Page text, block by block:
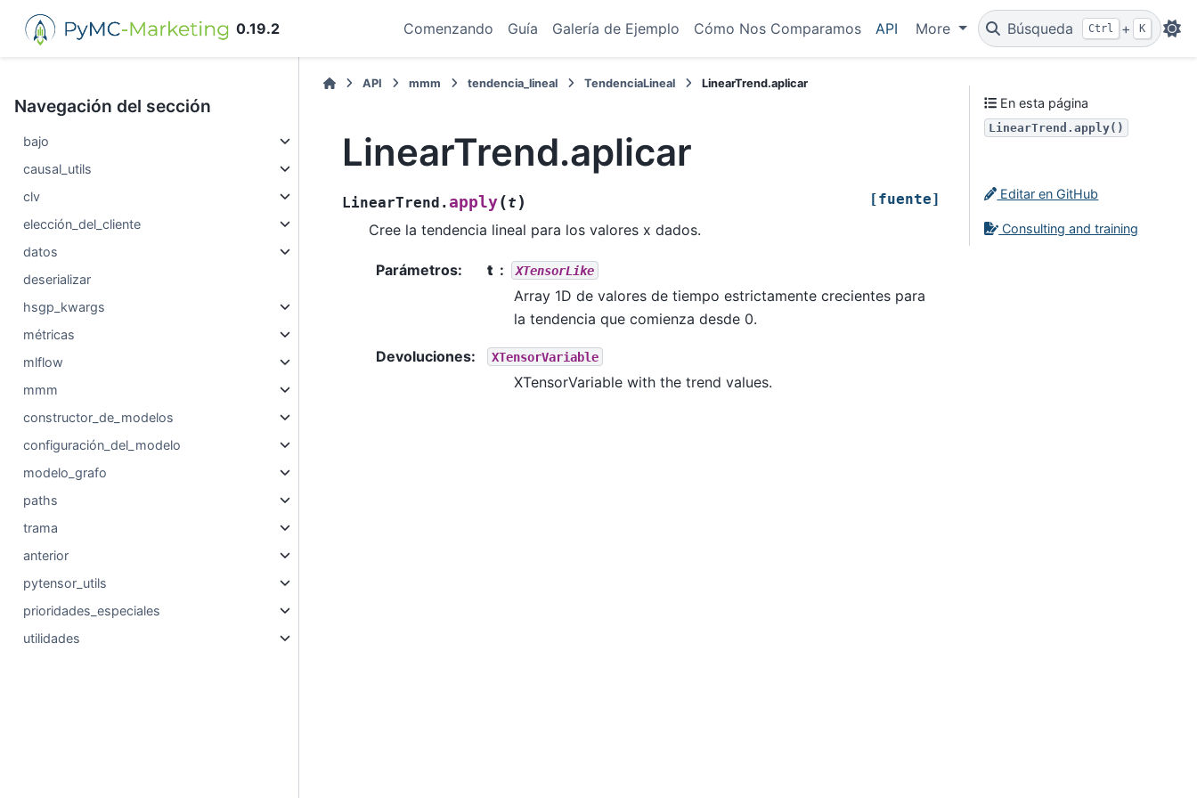
0.19.2 Comenzando Guía Galería de Ejemplo Cómo Nos Comparamos API More Búsqueda Ctrl + K
Navegación del sección
bajo
causal_utils
clv
elección_del_cliente
datos
deserializar
hsgp_kwargs
métricas
mlflow
mmm
constructor_de_modelos
configuración_del_modelo
modelo_grafo
paths
trama
anterior
pytensor_utils
prioridades_especiales
utilidades
API mmm tendencia_lineal TendenciaLineal LinearTrend.aplicar
LinearTrend.aplicar
LinearTrend.apply(t ) [fuente]
Cree la tendencia lineal para los valores x dados.
Parámetros: t XTensorLike
Array 1D de valores de tiempo estrictamente crecientes para
la tendencia que comienza desde 0.
Devoluciones: XTensorVariable
XTensorVariable with the trend values.
En esta página
LinearTrend.apply()
Editar en GitHub
Consulting and training